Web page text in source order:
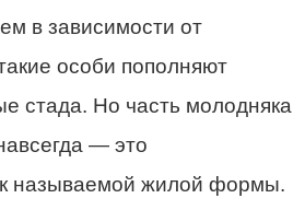
в зависимости от
особи пополняют
стада. Но часть молодняка
— это
называемой жилой формы.